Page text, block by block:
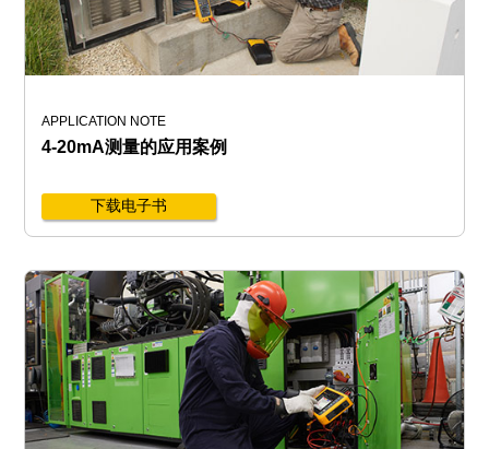
APPLICATION NOTE
4-20mA测量的应用案例
下载电子书